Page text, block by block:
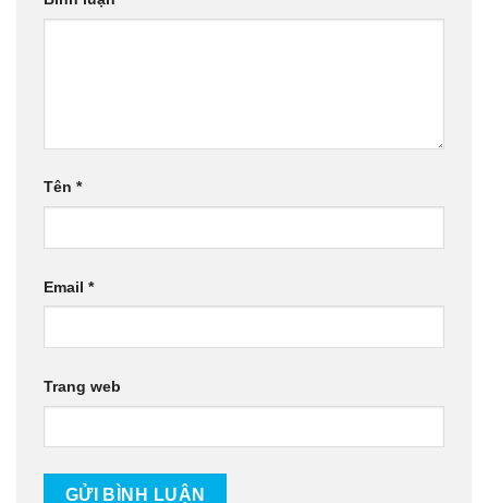
Tên *
Email *
Trang web